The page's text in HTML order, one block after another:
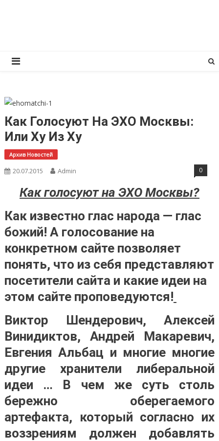
Как Голосуют На ЭХО Москвы:
Или Ху Из Ху
Архив Новостей
20.07.2015 Admin 0
Как голосуют на ЭХО Москвы?
Как известно глас народа — глас
божий! А голосование на
конкретном сайте позволяет
понять, что из себя представляют
посетители сайта и какие идеи на
этом сайте проповедуются!
Виктор Шендерович, Алексей
Винидиктов, Андрей Макаревич,
Евгения Альбац и многие многие
другие хранители либеральной
идеи … В чем же суть столь
бережно оберегаемого
артефакта, который согласно их
воззрениям должен добавлять